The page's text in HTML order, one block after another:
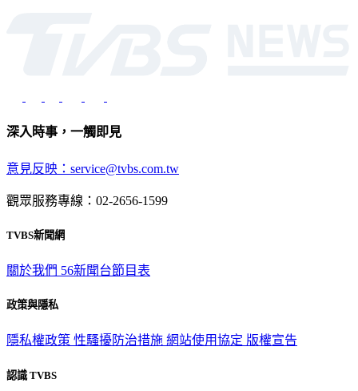
深入時事，一觸即見
意見反映：service@tvbs.com.tw
觀眾服務專線：02-2656-1599
TVBS新聞網
關於我們 56新聞台節目表
政策與隱私
隱私權政策 性騷擾防治措施 網站使用協定 版權宣告
認識 TVBS